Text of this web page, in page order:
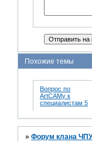
Похожие темы
Вопрос по
ArtCAMу к
специалистам 5
»Форум клана